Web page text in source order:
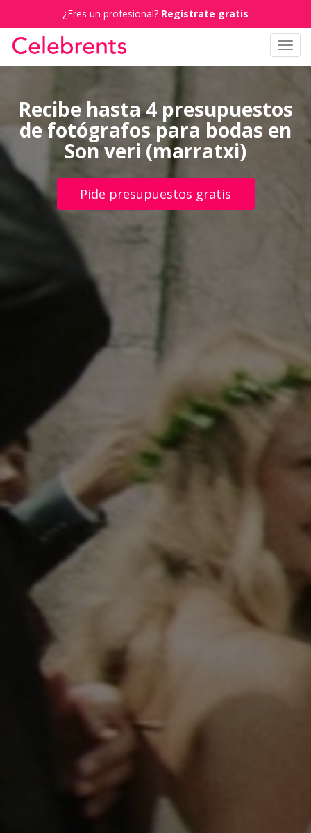
¿Eres un profesional? Regístrate gratis
Recibe hasta 4 presupuestos
de fotógrafos para bodas en
Son veri (marratxi)
Pide presupuestos gratis